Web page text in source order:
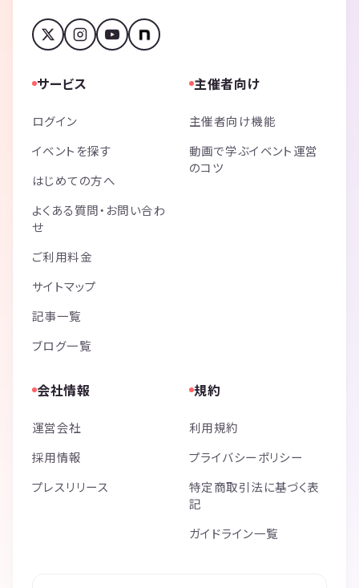
サービス
ログイン
イベントを探す
はじめての方へ
よくある質問・お問い合わ
せ
ご利用料金
サイトマップ
記事一覧
ブログ一覧
主催者向け
主催者向け機能
動画で学ぶイベント運営
のコツ
会社情報
運営会社
採用情報
プレスリリース
規約
利用規約
プライバシーポリシー
特定商取引法に基づく表
記
ガイドライン一覧